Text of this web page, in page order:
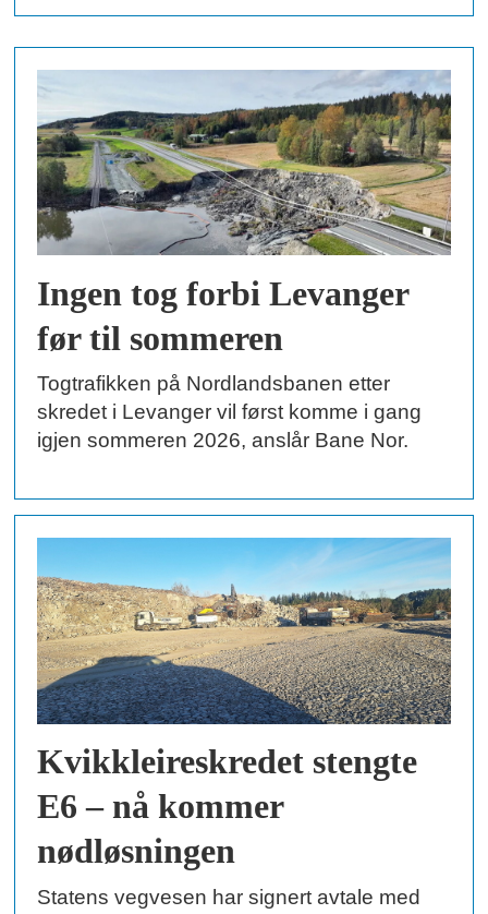
Ingen tog forbi Levanger
før til sommeren
Togtrafikken på Nordlandsbanen etter
skredet i Levanger vil først komme i gang
igjen sommeren 2026, anslår Bane Nor.
Kvikkleireskredet stengte
E6 – nå kommer
nødløsningen
Statens vegvesen har signert avtale med